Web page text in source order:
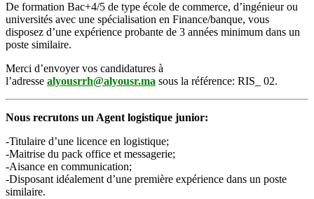
De formation Bac+4/5 de type école de commerce, d’ingénieur ou
universités avec une spécialisation en Finance/banque, vous
disposez d’une expérience probante de 3 années minimum dans un
poste similaire.
Merci d’envoyer vos candidatures à
l’adresse alyousrrh@alyousr.ma sous la référence: RIS_ 02.
Nous recrutons un Agent logistique junior:
-Titulaire d’une licence en logistique;
-Maitrise du pack office et messagerie;
-Aisance en communication;
-Disposant idéalement d’une première expérience dans un poste
similaire.